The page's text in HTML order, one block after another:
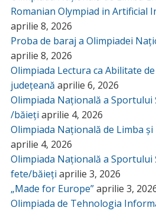
Romanian Olympiad in Artificial
aprilie 8, 2026
Proba de baraj a Olimpiadei
aprilie 8, 2026
Olimpiada Lectura ca Abilitate
județeană aprilie 6, 2026
Olimpiada Națională a
/băieți aprilie 4, 2026
Olimpiada Națională de Limba
aprilie 4, 2026
Olimpiada Națională a
fete/băieți aprilie 3, 2026
„Made for Europe”aprilie 3,
Olimpiada de Tehnologia